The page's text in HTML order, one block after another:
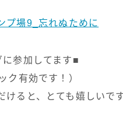
プ場9_忘れぬために
参加してます■
ク有効です！）
けると、とても嬉しいで